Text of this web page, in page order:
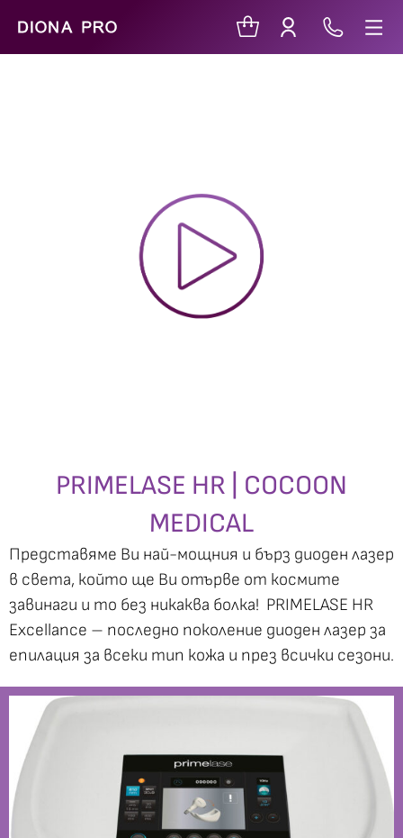
PRIMELASE HR | COCOON
MEDICAL
Представяме Ви най-мощния и бърз диоден лазер
в света, който ще Ви отърве от космите
завинаги и то без никаква болка! PRIMELASE HR
Excellance – последно поколение диоден лазер за
епилация за всеки тип кожа и през всички сезони.